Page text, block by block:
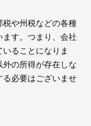
や州税などの各種
ます。つまり、会社
ることになりま
の所得が存在しな
必要はございませ